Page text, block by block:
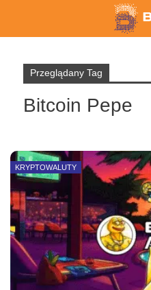
Przeglądany Tag
Bitcoin Pepe
KRYPTOWALUTY